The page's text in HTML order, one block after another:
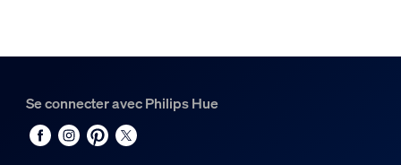
Se connecter avec Philips Hue